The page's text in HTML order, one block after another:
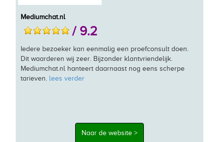
Mediumchat.nl
/ 9.2
Iedere bezoeker kan eenmalig een proefconsult doen.
Dit waarderen wij zeer. Bijzonder klantvriendelijk.
Mediumchat.nl hanteert daarnaast nog eens scherpe
tarieven. lees verder
Naar de website >